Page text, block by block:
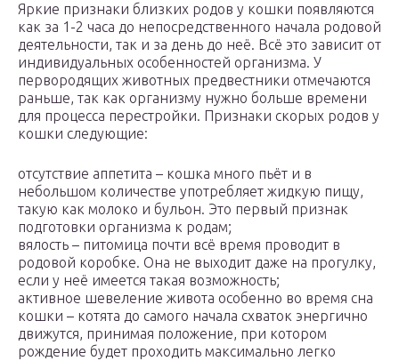
Яркие признаки близких родов у кошки появляются
как за 1-2 часа до непосредственного начала родовой
деятельности, так и за день до неё. Всё это зависит от
индивидуальных особенностей организма. У
первородящих животных предвестники отмечаются
раньше, так как организму нужно больше времени
для процесса перестройки. Признаки скорых родов у
кошки следующие:
отсутствие аппетита – кошка много пьёт и в
небольшом количестве употребляет жидкую пищу,
такую как молоко и бульон. Это первый признак
подготовки организма к родам;
вялость – питомица почти всё время проводит в
родовой коробке. Она не выходит даже на прогулку,
если у неё имеется такая возможность;
активное шевеление живота особенно во время сна
кошки – котята до самого начала схваток энергично
движутся, принимая положение, при котором
рождение будет проходить максимально легко